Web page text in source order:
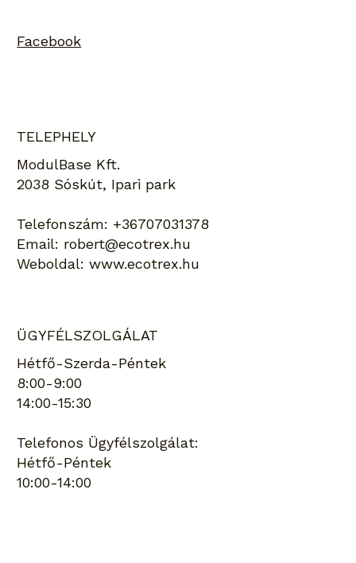
Facebook
TELEPHELY
ModulBase Kft.
2038 Sóskút, Ipari park
Telefonszám: +36707031378
Email: robert@ecotrex.hu
Weboldal:www.ecotrex.hu
ÜGYFÉLSZOLGÁLAT
Hétfő-Szerda-Péntek
8:00-9:00
14:00-15:30
Telefonos Ügyfélszolgálat:
Hétfő-Péntek
10:00-14:00